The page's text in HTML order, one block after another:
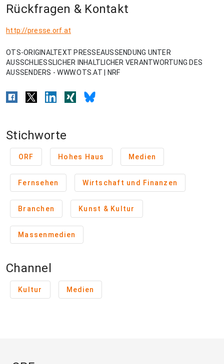
Rückfragen & Kontakt
http://presse.orf.at
OTS-ORIGINALTEXT PRESSEAUSSENDUNG UNTER
AUSSCHLIESSLICHER INHALTLICHER VERANTWORTUNG DES
AUSSENDERS - WWW.OTS.AT | NRF
Stichworte
ORF Hohes Haus Medien
Fernsehen Wirtschaft und Finanzen
Branchen Kunst & Kultur
Massenmedien
Channel
Kultur Medien